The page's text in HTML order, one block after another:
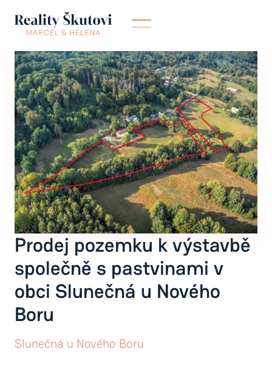
Prodej pozemku k výstavbě
společně s pastvinami v
obci Slunečná u Nového
Boru
Slunečná u Nového Boru